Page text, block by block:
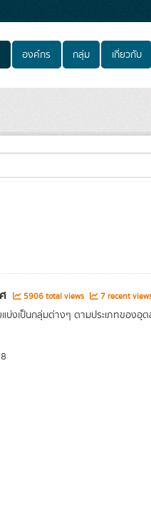
องค์กร กลุ่ม เกี่ยวกับ
5906 total views 7 recent
งเป็นกลุ่มต่างๆ ตามประเภทของอุ